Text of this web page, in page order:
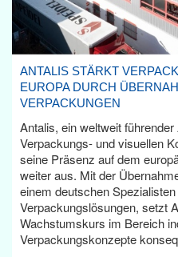
ANTALIS STÄRKT
EUROPA DURCH
VERPACKUNGEN
Antalis, ein weltweit
Verpackungs- und visuellen
seine Präsenz auf dem
weiter aus. Mit der
einem deutschen
Verpackungslösungen, setzt
Wachstumskurs im Bereich
Verpackungskonzepte